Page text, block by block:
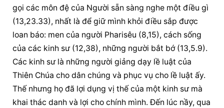
gọi các môn đệ của Người sẵn sàng nghe một điều gì
(13,23.33), nhất là để giữ mình khỏi điều sắp được
loan báo: men của người Pharisêu (8,15), cách sống
của các kinh sư (12,38), những người bắt bớ (13,5.9).
Các kinh sư là những người giảng dạy lề luật của
Thiên Chúa cho dân chúng và phục vụ cho lề luật ấy.
Thế nhưng họ đã lợi dụng vị thế của một kinh sư mà
khai thác danh và lợi cho chính mình. Đến lúc nầy, qua